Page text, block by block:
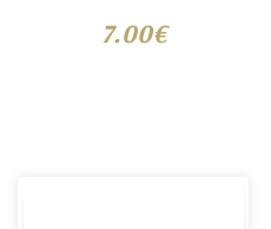
7.00€